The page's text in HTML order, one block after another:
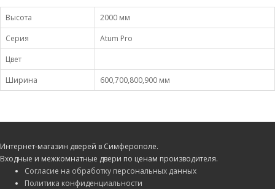
Высота
2000 мм
Серия
Atum Pro
Цвет
Ширина
600,700,800,900 мм
Интернет-магазин дверей в Симферополе.
Входные и межкомнатные двери по ценам производителя.
Согласие на обработку персональных данных
Политика конфиденциальности